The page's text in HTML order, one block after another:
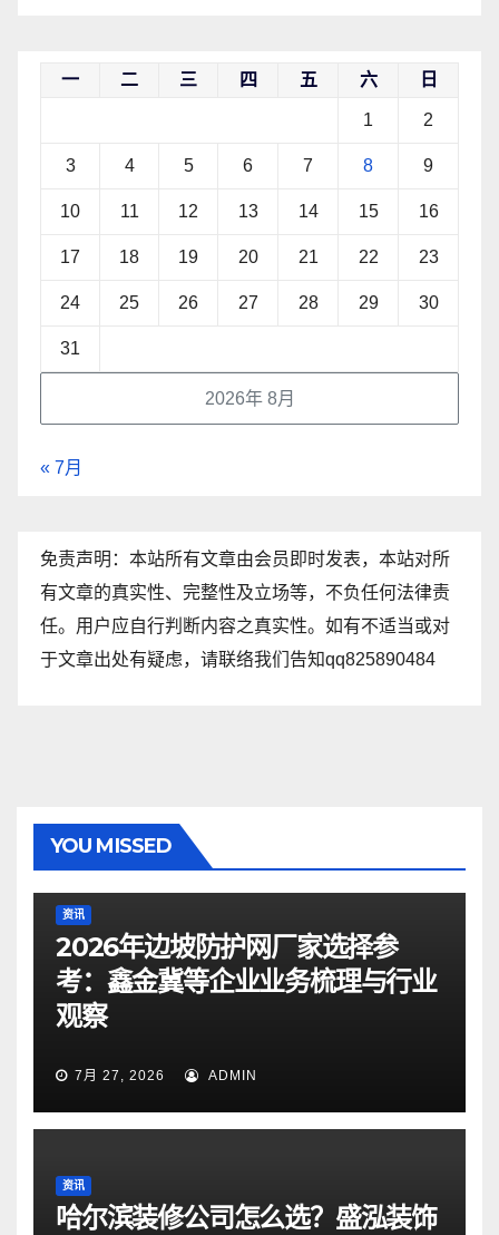
2026年 8月
一 二 三 四 五 六 日
1 2
3 4 5 6 7 8 9
10 11 12 13 14 15 16
17 18 19 20 21 22 23
24 25 26 27 28 29 30
31
« 7月
免责声明：本站所有文章由会员即时发表，本站对所
有文章的真实性、完整性及立场等，不负任何法律责
任。用户应自行判断内容之真实性。如有不适当或对
于文章出处有疑虑，请联络我们告知qq825890484
YOU MISSED
资讯
2026年边坡防护网厂家选择参
考：鑫金冀等企业业务梳理与行业
观察
7月 27, 2026 ADMIN
资讯
哈尔滨装修公司怎么选？盛泓装饰